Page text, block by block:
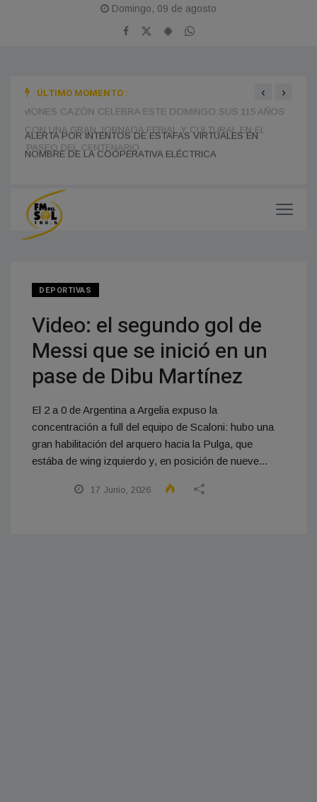
Domingo, 09 de agosto
ÚLTIMO MOMENTO :
ALERTA POR INTENTOS DE ESTAFAS VIRTUALES EN
MONES CAZÓN CELEBRA ESTE DOMINGO SUS 115 AÑOS
CON UNA GRAN JORNADA FERIAL Y CULTURAL EN EL
PASEO DEL CENTENARIO
‹ ›
DEPORTIVAS
Video: el segundo gol de
Messi que se inició en un
pase de Dibu Martínez
El 2 a 0 de Argentina a Argelia expuso la
concentración a full del equipo de Scaloni: hubo una
gran habilitación del arquero hacia la Pulga, que
estába de wing izquierdo y, en posición de nueve...
17 Junio, 2026